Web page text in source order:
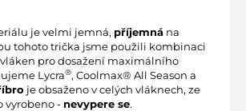
je velmi jemná, příjemná na
tohoto trička jsme použili kombinaci
pro dosažení maximálního
Lycra®, Coolmax® All Season a
je obsaženo v celých vláknech, ze
vyrobeno - nevypere se.